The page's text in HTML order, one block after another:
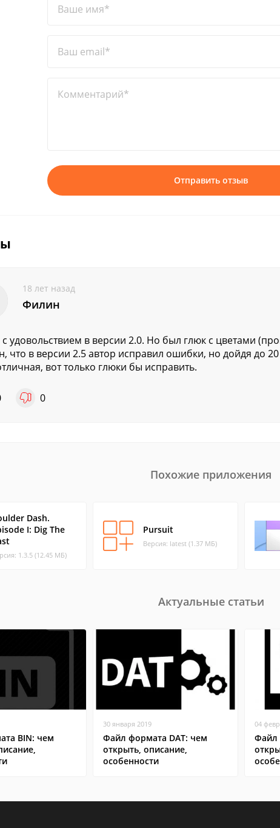
Ваше имя*
Ваш email*
Комментарий*
Отправить отзыв
18 лет назад
Филин
удовольствием в версии 2.0. Но был глюк с цветами
что в версии 2.5 автор исправил ошибки, но дойдя до
вот только глюки бы исправить.
0
Похожие приложения
Dash.
I: Dig The
1.3.5 (12.45 МБ)
Pursuit
Версия: latest (1.37 МБ)
Актуальные статьи
BIN: чем
30 января 2019
Файл формата DAT: чем
открыть, описание,
особенности
04
Файл